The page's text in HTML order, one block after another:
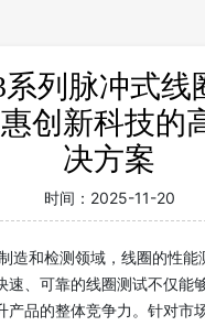
系列脉冲式线
创新科技的
决方案
时间： 2025-11-20
造和检测领域，线圈的性能
速、可靠的线圈测试不仅能
产品的整体竞争力。针对市